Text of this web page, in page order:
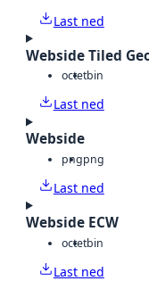
Last ned
Webside Tiled
octetbin
Last ned
Webside
pngpng
Last ned
Webside ECW
octetbin
Last ned